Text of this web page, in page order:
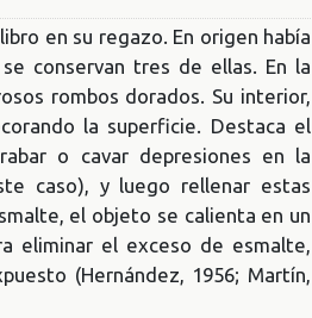
en su regazo. En origen había
conservan tres de ellas. En la
rombos dorados. Su interior,
la superficie. Destaca el
o cavar depresiones en la
caso), y luego rellenar estas
el objeto se calienta en un
eliminar el exceso de esmalte,
(Hernández, 1956; Martín,